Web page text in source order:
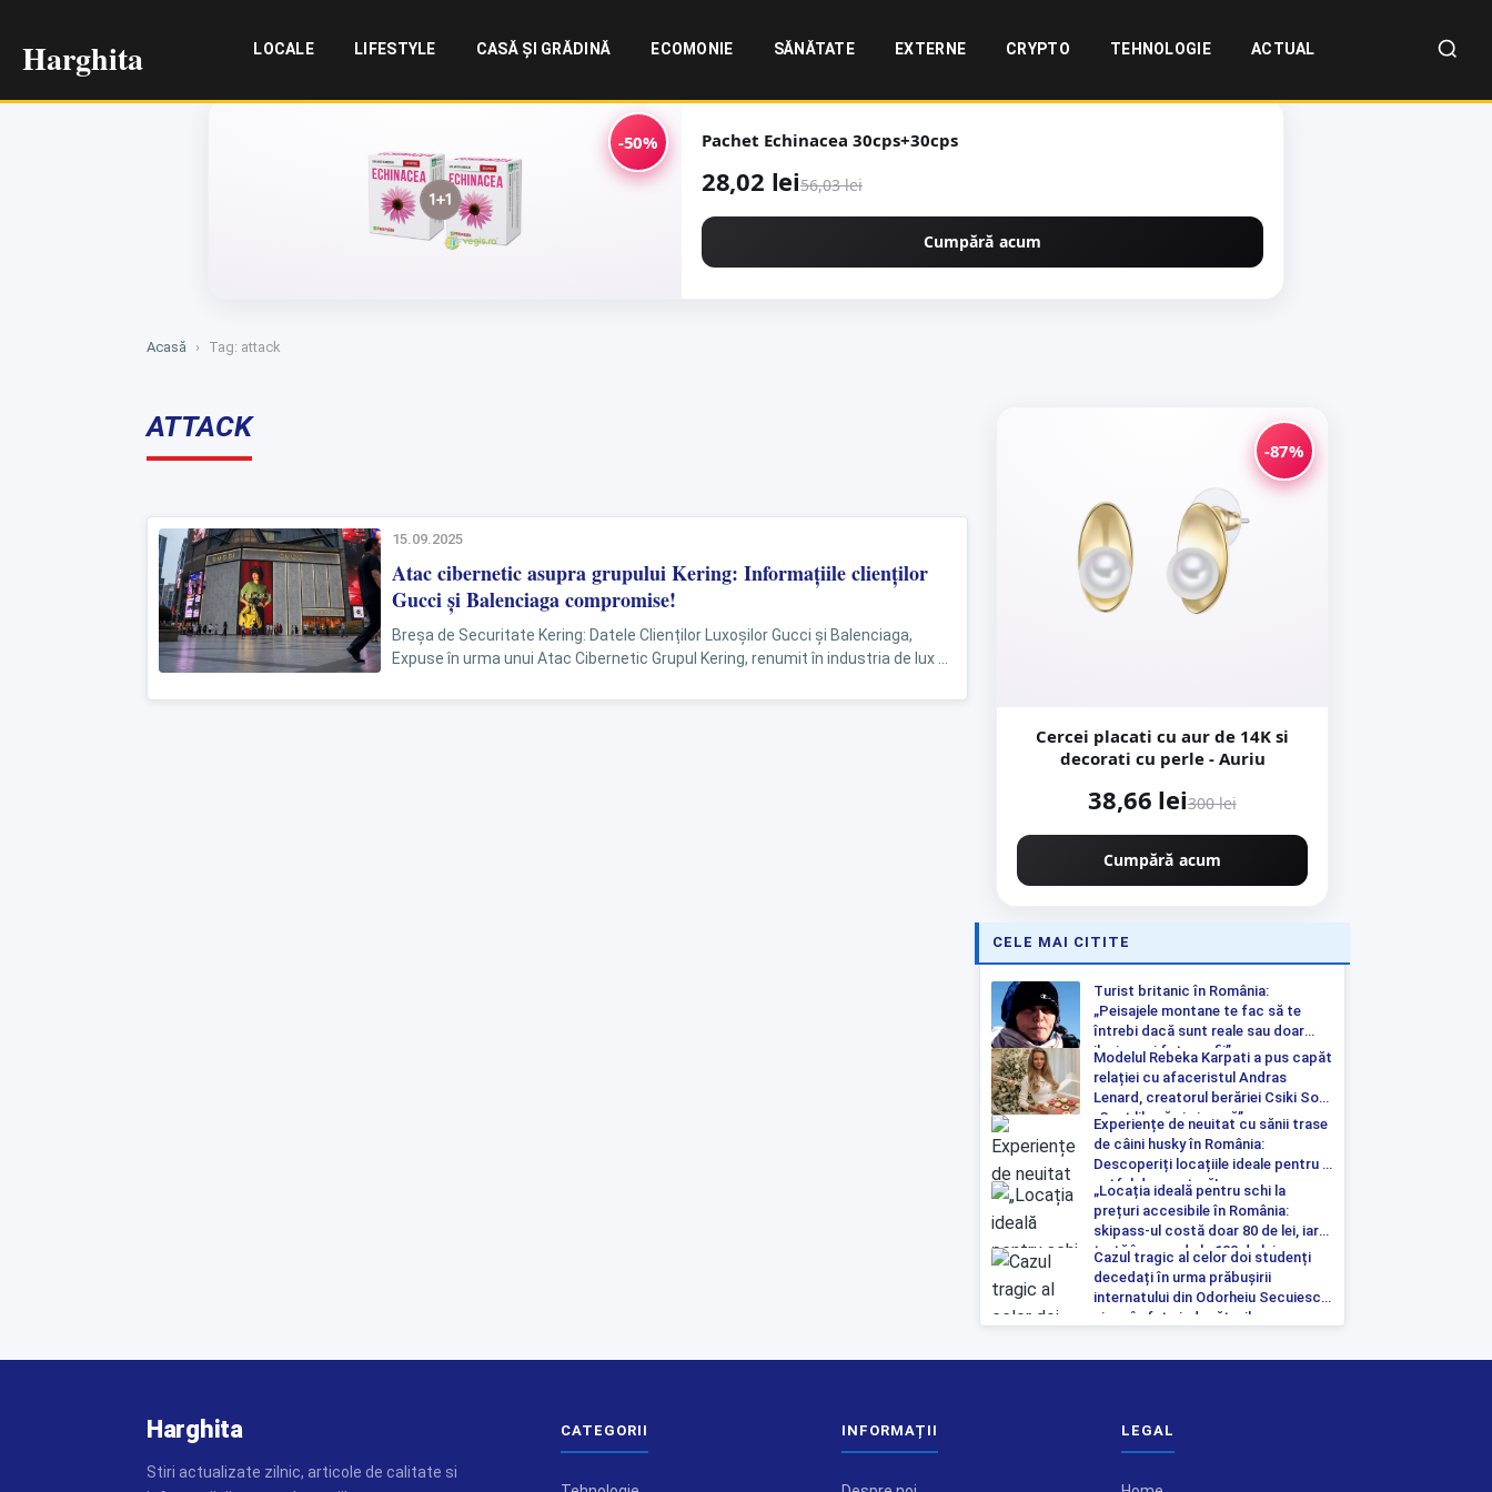
Harghita LOCALE LIFESTYLE CASĂ ȘI GRĂDINĂ ECOMONIE SĂNĂTATE EXTERNE CRYPTO TEHNOLOGIE ACTUAL
-50% Pachet Echinacea 30cps+30cps
28,02 lei56,03 lei
Cumpără acum
Acasă › Tag: attack
ATTACK
15.09.2025
Atac cibernetic asupra grupului Kering: Informațiile clienților
Gucci și Balenciaga compromise!
Breșa de Securitate Kering: Datele Clienților Luxoșilor Gucci și Balenciaga,
Expuse în urma unui Atac Cibernetic Grupul Kering, renumit în industria de lux și
-87%
Cercei placati cu aur de 14K si
decorati cu perle - Auriu
38,66 lei300 lei
Cumpără acum
CELE MAI CITITE
Turist britanic în România:
„Peisajele montane te fac să te
întrebi dacă sunt reale sau doar
iluzia unei fotografii”
Modelul Rebeka Karpati a pus capăt
relației cu afaceristul Andras
Lenard, creatorul berăriei Csiki Sor:
„Sunt liberă și singură”
Experiențe de neuitat cu sănii trase
de câini husky în România:
Descoperiți locațiile ideale pentru o
astfel de aventură!
„Locația ideală pentru schi la
prețuri accesibile în România:
skipass-ul costă doar 80 de lei, iar
tartă începe de la 100 de lei pe
noapte”
Cazul tragic al celor doi studenți
decedați în urma prăbușirii
internatului din Odorheiu Secuiesc a
ajuns în fața judecătorilor
Harghita
Stiri actualizate zilnic, articole de calitate si
CATEGORII INFORMAȚII LEGAL